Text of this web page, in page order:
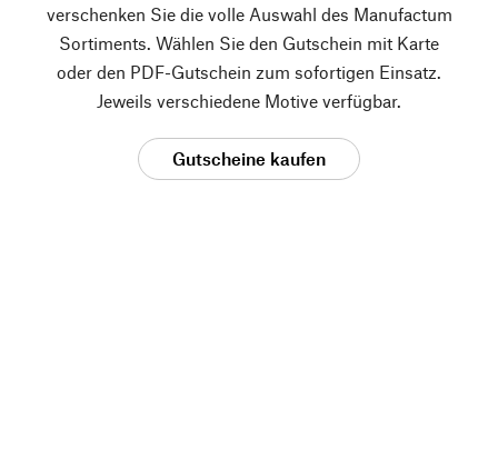
verschenken Sie die volle Auswahl des Manufactum
Sortiments. Wählen Sie den Gutschein mit Karte
oder den PDF-Gutschein zum sofortigen Einsatz.
Jeweils verschiedene Motive verfügbar.
Gutscheine kaufen